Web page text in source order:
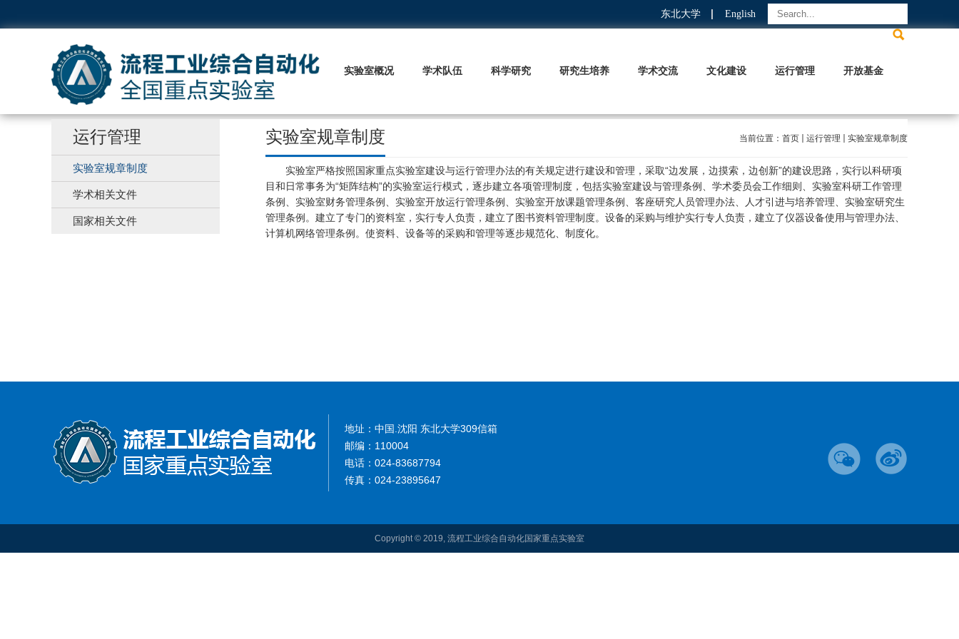
东北大学 English
实验室概况 学术队伍 科学研究 研究生培养 学术交流 文化建设 运行管理 开放基金
运行管理
实验室规章制度
学术相关文件
国家相关文件
实验室规章制度 当前位置： 首页 运行管理 实验室规章制度
实验室严格按照国家重点实验室建设与运行管理办法的有关规定进行建设和管理，采取“边发展，边摸索，边创新”的建设思路，实行以科研项
目和日常事务为“矩阵结构”的实验室运行模式，逐步建立各项管理制度，包括实验室建设与管理条例、学术委员会工作细则、实验室科研工作管理
条例、实验室财务管理条例、实验室开放运行管理条例、实验室开放课题管理条例、客座研究人员管理办法、人才引进与培养管理、实验室研究生
管理条例。建立了专门的资料室，实行专人负责，建立了图书资料管理制度。设备的采购与维护实行专人负责，建立了仪器设备使用与管理办法、
计算机网络管理条例。使资料、设备等的采购和管理等逐步规范化、制度化。
地址：中国.沈阳 东北大学309信箱
邮编：110004
电话：024-83687794
传真：024-23895647
Copyright © 2019, 流程工业综合自动化国家重点实验室